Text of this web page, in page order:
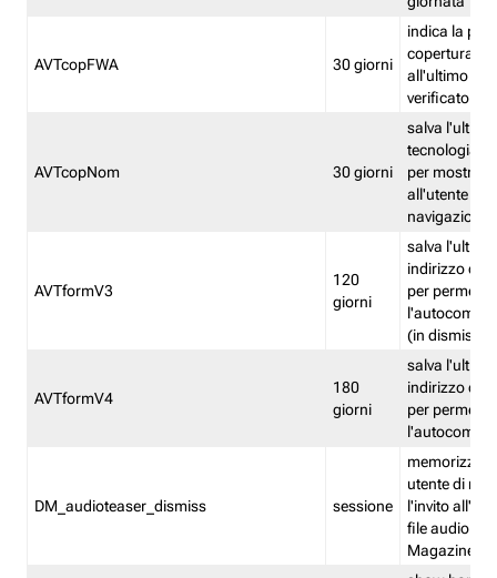
AVTcopFWA 30 giorni
indica la
copertura
all'ultimo
verificato
AVTcopNom 30 giorni
salva l'ultima
tecnologia
per
all'utente
navigazione
AVTformV3
120
giorni
salva l'ultimo
indirizzo di
per
(in
AVTformV4
180
giorni
salva l'ultimo
indirizzo di
per
DM_audioteaser_dismiss sessione
memorizza
utente di
l'invito
file audio del
Magazine